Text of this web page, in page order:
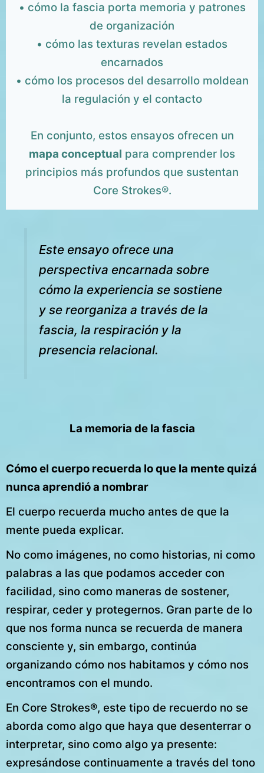
• cómo la fascia porta memoria y patrones
de organización
• cómo las texturas revelan estados
encarnados
• cómo los procesos del desarrollo moldean
la regulación y el contacto
En conjunto, estos ensayos ofrecen un
mapa conceptual para comprender los
principios más profundos que sustentan
Core Strokes®.
Este ensayo ofrece una
perspectiva encarnada sobre
cómo la experiencia se sostiene
y se reorganiza a través de la
fascia, la respiración y la
presencia relacional.
La memoria de la fascia
Cómo el cuerpo recuerda lo que la mente quizá
nunca aprendió a nombrar
El cuerpo recuerda mucho antes de que la
mente pueda explicar.
No como imágenes, no como historias, ni como
palabras a las que podamos acceder con
facilidad, sino como maneras de sostener,
respirar, ceder y protegernos. Gran parte de lo
que nos forma nunca se recuerda de manera
consciente y, sin embargo, continúa
organizando cómo nos habitamos y cómo nos
encontramos con el mundo.
En Core Strokes®, este tipo de recuerdo no se
aborda como algo que haya que desenterrar o
interpretar, sino como algo ya presente:
expresándose continuamente a través del tono